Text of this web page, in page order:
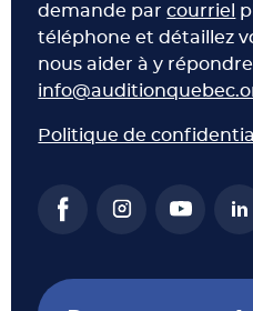
demande parcourriel
téléphone et détaillez
nous aider à y
Politique de